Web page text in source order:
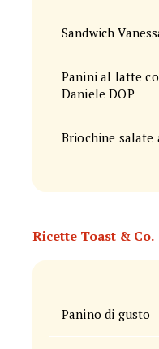
Sandwich
Panini al latte
Daniele DOP
Briochine salate
Ricette Toast & Co.
Panino di gusto